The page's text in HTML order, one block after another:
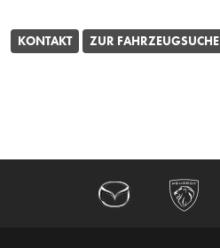
KONTAKT ZUR FAHRZEUGSUCHE